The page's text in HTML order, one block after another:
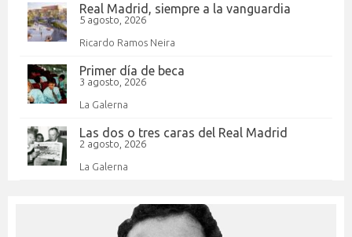
Real Madrid, siempre a la vanguardia
5 agosto, 2026
Ricardo Ramos Neira
Primer día de beca
3 agosto, 2026
La Galerna
Las dos o tres caras del Real Madrid
2 agosto, 2026
La Galerna